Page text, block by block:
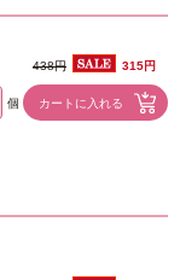
438円 315円
個